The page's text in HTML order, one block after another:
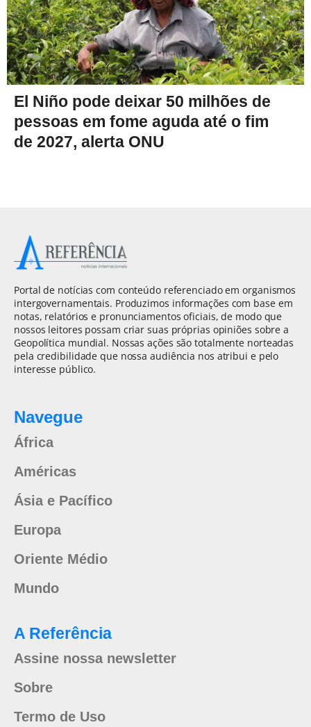
El Niño pode deixar 50 milhões de
pessoas em fome aguda até o fim
de 2027, alerta ONU
Portal de notícias com conteúdo referenciado em organismos
intergovernamentais. Produzimos informações com base em
notas, relatórios e pronunciamentos oficiais, de modo que
nossos leitores possam criar suas próprias opiniões sobre a
Geopolítica mundial. Nossas ações são totalmente norteadas
pela credibilidade que nossa audiência nos atribui e pelo
interesse público.
Navegue
África
Américas
Ásia e Pacífico
Europa
Oriente Médio
Mundo
A Referência
Assine nossa newsletter
Sobre
Termo de Uso